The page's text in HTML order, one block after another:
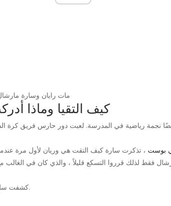
مات رايان وسارة
كيف التقيا وماذا
نجمة رياضية في المدرسة. لعبت دور حارس فريق كرة
بوست ، تذكرت سارة كيف التقت هي وريان لأول مرة
فقط لذلك قرروا التسكع قليلاً ، والذي كان في
كشفت سارة أيضًا عما أدركته في موعدهما الأول.